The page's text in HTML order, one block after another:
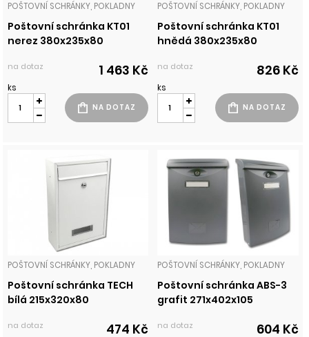
POŠTOVNÍ SCHRÁNKY, POKLADNY
Poštovní schránka KT01
nerez 380x235x80
na dotaz 1 463 Kč
ks
POŠTOVNÍ SCHRÁNKY, POKLADNY
Poštovní schránka KT01
hnědá 380x235x80
na dotaz 826 Kč
ks
POŠTOVNÍ SCHRÁNKY, POKLADNY
Poštovní schránka TECH
bílá 215x320x80
na dotaz 474 Kč
POŠTOVNÍ SCHRÁNKY, POKLADNY
Poštovní schránka ABS-3
grafit 271x402x105
na dotaz 604 Kč